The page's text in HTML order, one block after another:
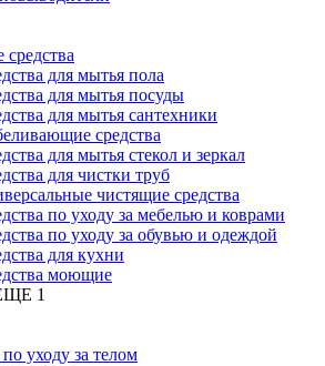
для мытья пола
для мытья посуды
для мытья сантехники
средства
для мытья стекол и зеркал
для чистки труб
чистящие средства
по уходу за мебелью и коврами
по уходу за обувью и одеждой
для кухни
моющие
1
уходу за телом